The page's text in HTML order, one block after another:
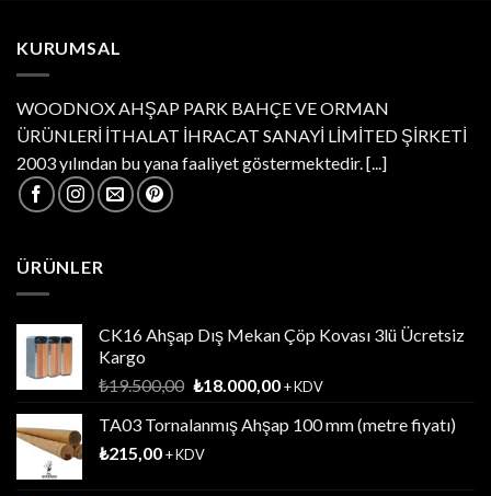
KURUMSAL
WOODNOX AHŞAP PARK BAHÇE VE ORMAN
ÜRÜNLERİ İTHALAT İHRACAT SANAYİ LİMİTED ŞİRKETİ
2003 yılından bu yana faaliyet göstermektedir.[...]
ÜRÜNLER
CK16 Ahşap Dış Mekan Çöp Kovası 3lü Ücretsiz
Kargo
₺19.500,00 Orijinal
₺19.500,00.
₺18.000,00Şu
fiyat:
+ KDV
TA03 Tornalanmış Ahşap 100 mm (metre fiyatı)
₺215,00+ KDV